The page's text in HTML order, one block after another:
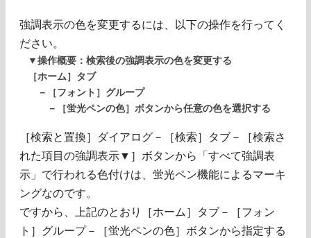
強調表示の色を変更するには、以下の操作を行ってく
ださい。
▼操作概要：検索後の強調表示の色を変更する
［ホーム］タブ
－［フォント］グループ
－［蛍光ペンの色］ボタンから任意の色を選択する
［検索と置換］ダイアログ－［検索］タブ－［検索さ
れた項目の強調表示▼］ボタンから「すべて強調表
示」で行われる色付けは、蛍光ペン機能によるマーキ
ングなのです。
ですから、上記のとおり［ホーム］タブ－［フォン
ト］グループ－［蛍光ペンの色］ボタンから指定する